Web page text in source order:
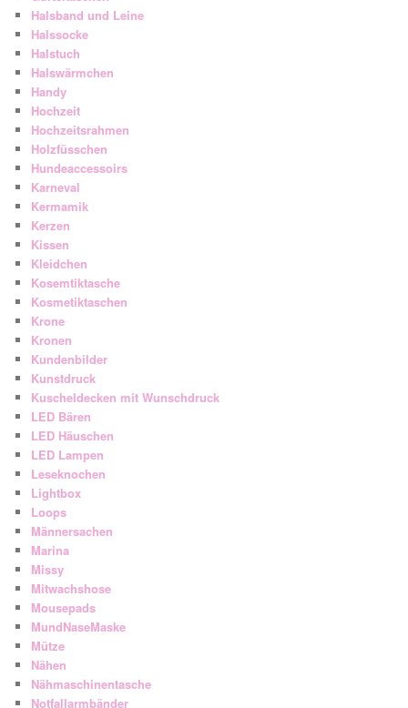
Halsband und Leine
Halssocke
Halstuch
Halswärmchen
Handy
Hochzeit
Hochzeitsrahmen
Holzfüsschen
Hundeaccessoirs
Karneval
Kermamik
Kerzen
Kissen
Kleidchen
Kosemtiktasche
Kosmetiktaschen
Krone
Kronen
Kundenbilder
Kunstdruck
Kuscheldecken mit Wunschdruck
LED Bären
LED Häuschen
LED Lampen
Leseknochen
Lightbox
Loops
Männersachen
Marina
Missy
Mitwachshose
Mousepads
MundNaseMaske
Mütze
Nähen
Nähmaschinentasche
Notfallarmbänder